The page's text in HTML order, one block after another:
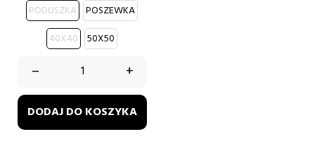
PODUSZKA
POSZEWKA
40X40
50X50
– +
DODAJ DO KOSZYKA